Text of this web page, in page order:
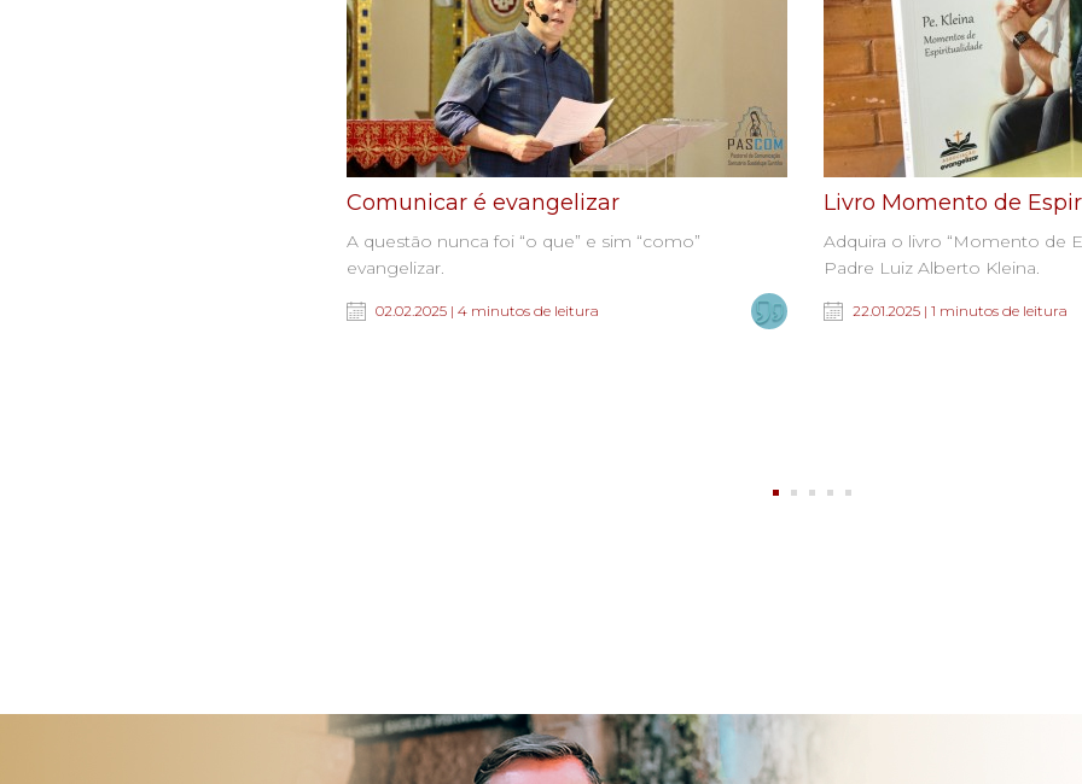
Comunicar é evangelizar
A questão nunca foi “o que” e sim “como”
evangelizar.
02.02.2025 | 4 minutos de leitura
Livro Momento de
Adquira o livro “Momento de
Padre Luiz Alberto Kleina.
22.01.2025 | 1 minutos de leitura